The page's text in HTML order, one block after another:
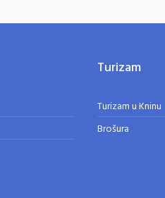
Turizam
Turizam u Kninu
Brošura